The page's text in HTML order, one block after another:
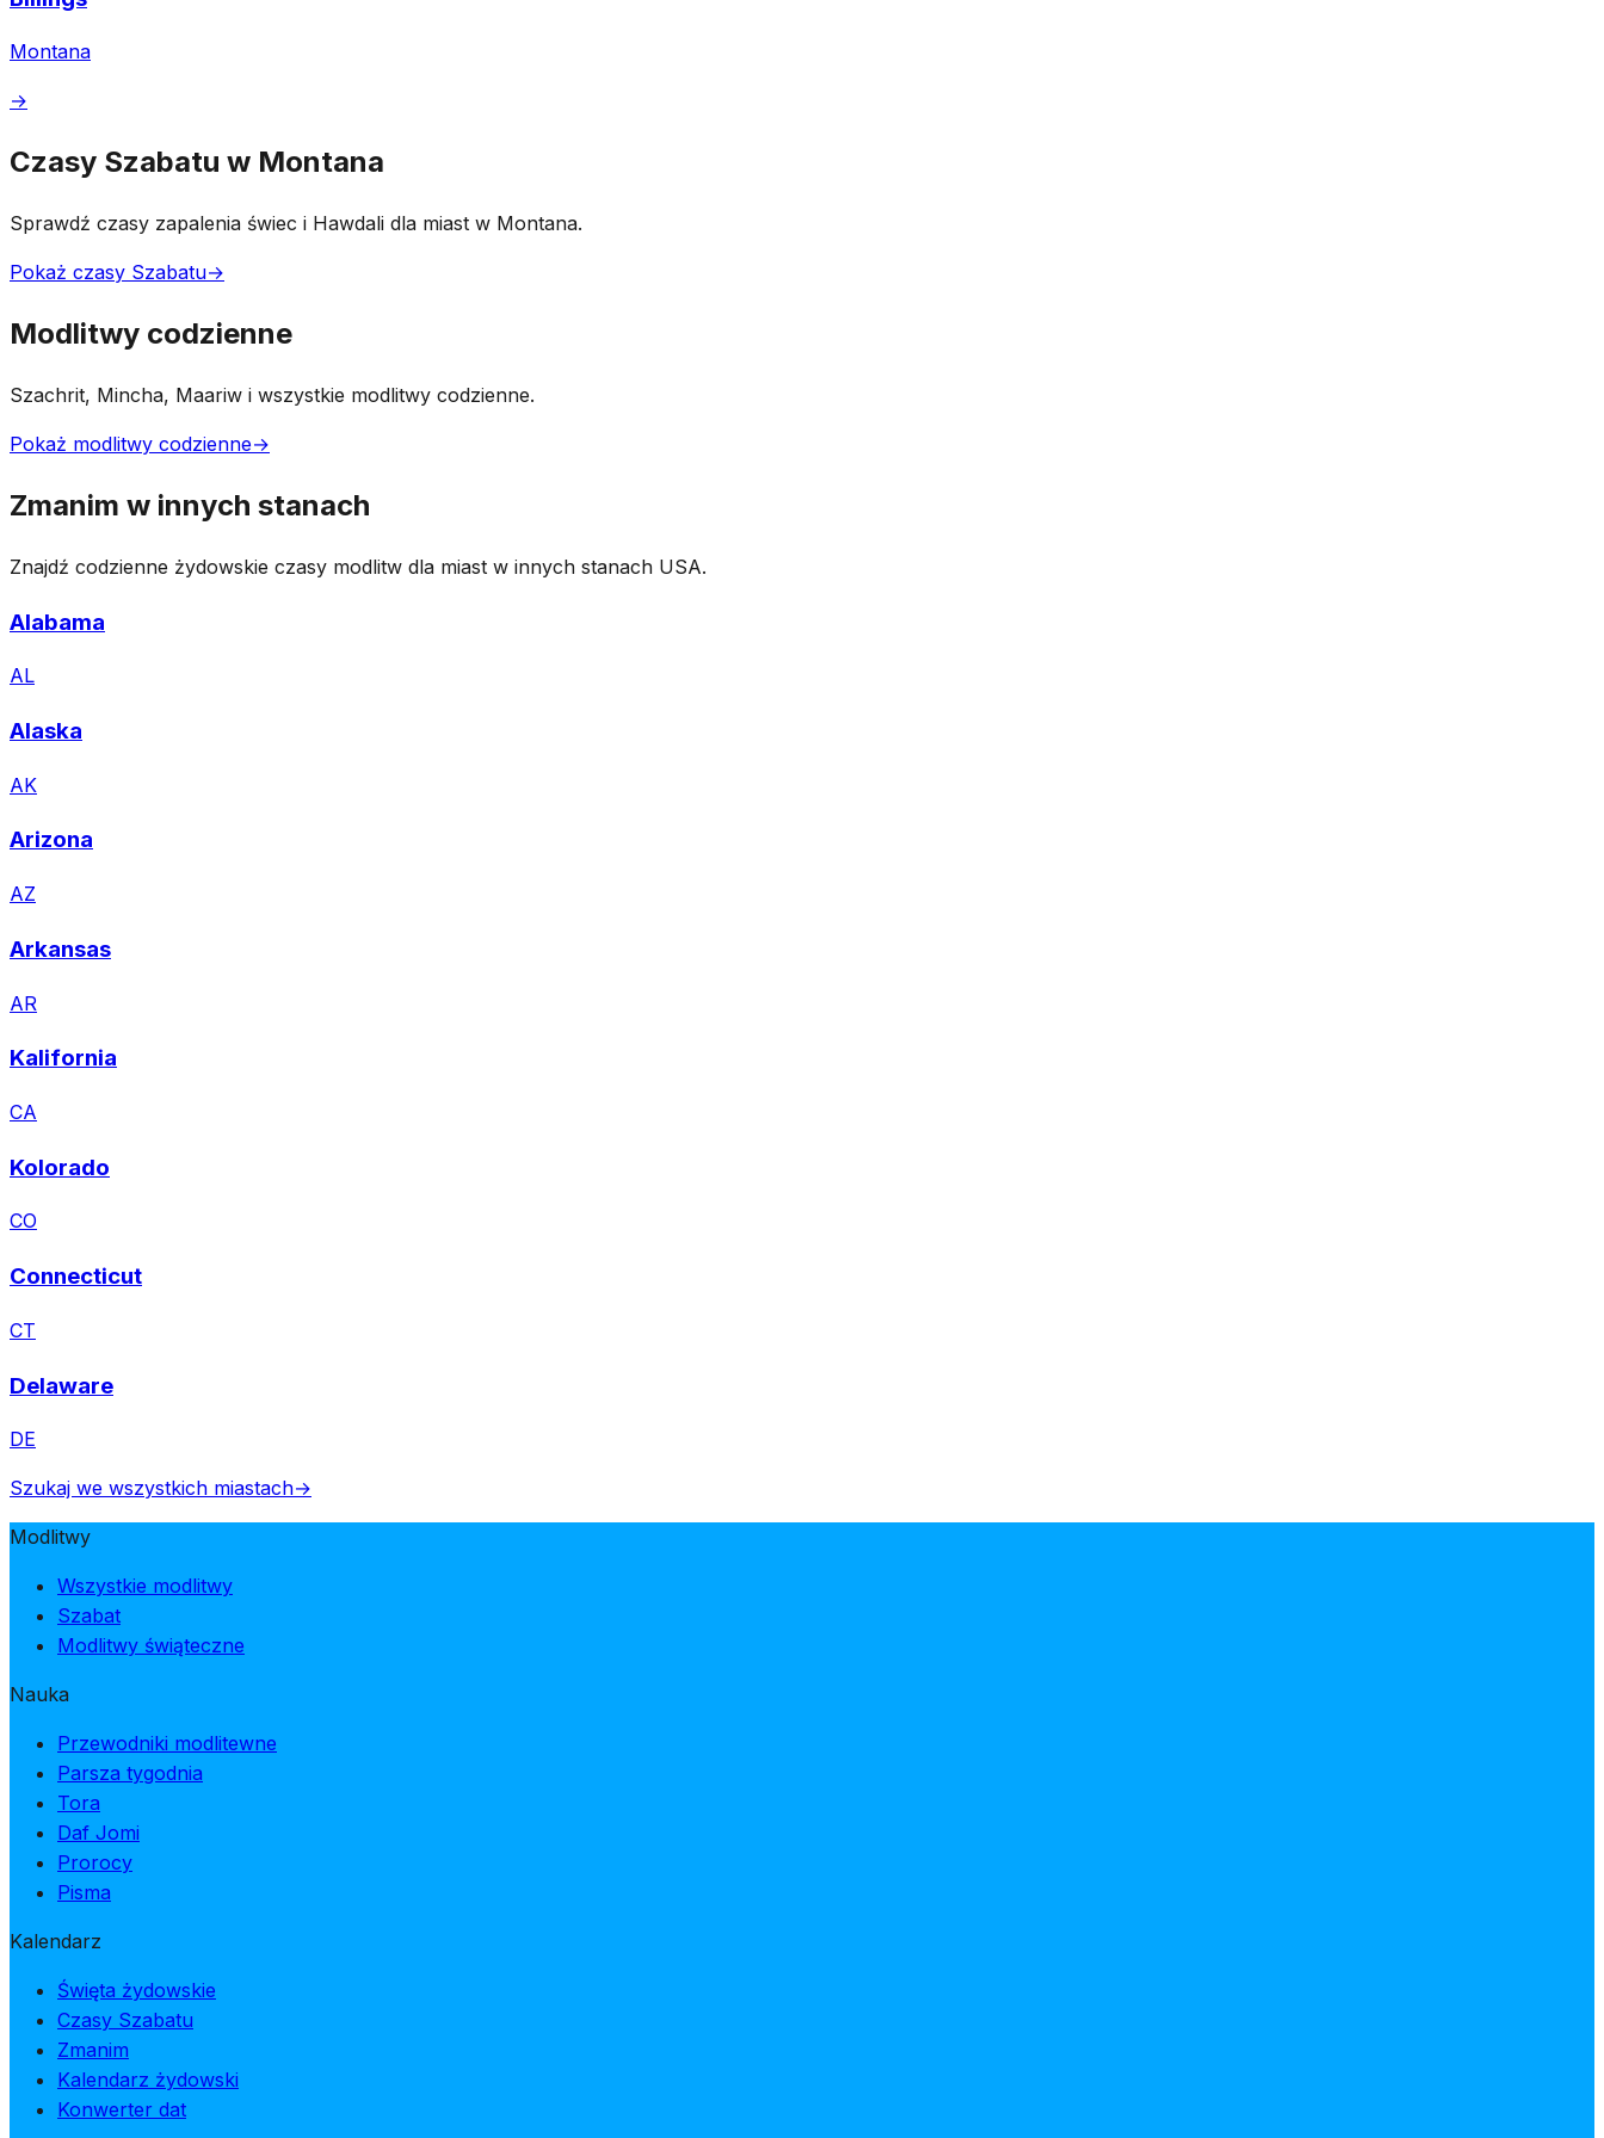
Montana
→
Czasy Szabatu w Montana
Sprawdź czasy zapalenia świec i Hawdali dla miast w Montana.
Pokaż czasy Szabatu→
Modlitwy codzienne
Szachrit, Mincha, Maariw i wszystkie modlitwy codzienne.
Pokaż modlitwy codzienne→
Zmanim w innych stanach
Znajdź codzienne żydowskie czasy modlitw dla miast w innych stanach USA.
Alabama
AL
Alaska
AK
Arizona
AZ
Arkansas
AR
Kalifornia
CA
Kolorado
CO
Connecticut
CT
Delaware
DE
Szukaj we wszystkich miastach→
Modlitwy
Wszystkie modlitwy
Szabat
Modlitwy świąteczne
Nauka
Przewodniki modlitewne
Parsza tygodnia
Tora
Daf Jomi
Prorocy
Pisma
Kalendarz
Święta żydowskie
Czasy Szabatu
Zmanim
Kalendarz żydowski
Konwerter dat